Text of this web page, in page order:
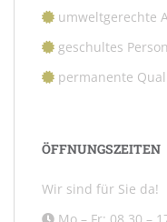
umweltgerechte
geschultes
permanente
ÖFFNUNGSZEITEN
Wir sind für Sie da!